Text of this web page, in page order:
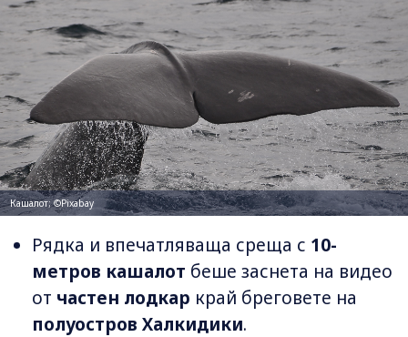
Кашалот; ©Pixabay
Рядка и впечатляваща среща с 10-
метров кашалот беше заснета на видео
от частен лодкар край бреговете на
полуостров Халкидики.